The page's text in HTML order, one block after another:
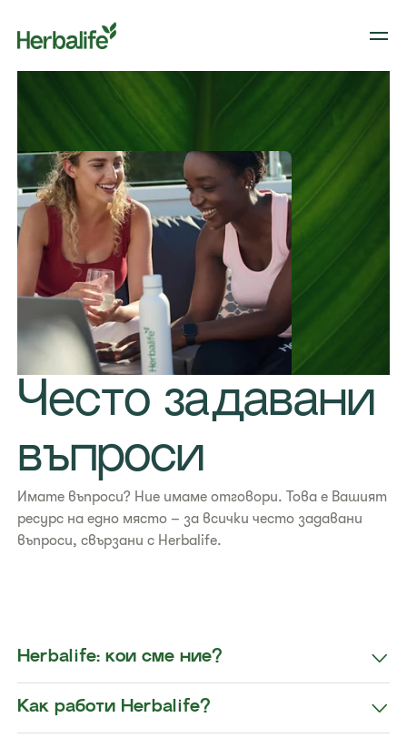
Често задавани
въпроси
Имате въпроси? Ние имаме отговори. Това е Вашият
ресурс на едно място – за всички често задавани
въпроси, свързани с Herbalife.
​​Herbalife: кои сме ние?​
​​Как работи Herbalife?​